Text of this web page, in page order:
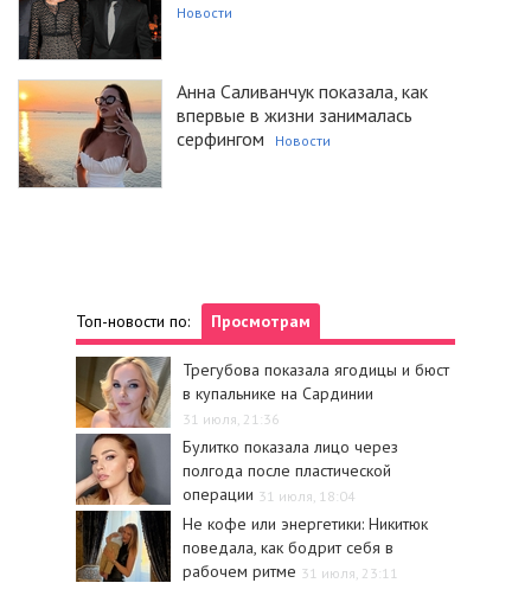
Новости
Анна Саливанчук показала, как
впервые в жизни занималась
серфингом
Новости
Топ-новости по: Просмотрам
Трегубова показала ягодицы и бюст
в купальнике на Сардинии
31 июля, 21:36
Булитко показала лицо через
полгода после пластической
операции 31 июля, 18:04
Не кофе или энергетики: Никитюк
поведала, как бодрит себя в
рабочем ритме 31 июля, 23:11